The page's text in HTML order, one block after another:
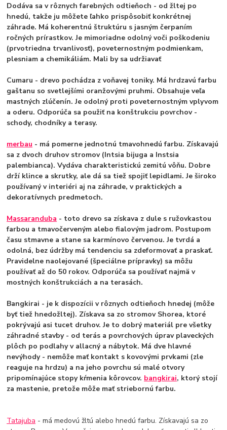
Dodáva sa v rôznych farebných odtieňoch - od žltej po
hnedú, takže ju môžete ľahko prispôsobiť konkrétnej
záhrade. Má koherentnú štruktúru s jasným čerpaním
ročných prírastkov. Je mimoriadne odolný voči poškodeniu
(prvotriedna trvanlivosť), poveternostným podmienkam,
plesniam a chemikáliám. Mali by sa udržiavať
Cumaru - drevo pochádza z voňavej toniky. Má hrdzavú farbu
gaštanu so svetlejšími oranžovými pruhmi. Obsahuje veľa
mastných zlúčenín. Je odolný proti poveternostným vplyvom
a oderu. Odporúča sa použiť na konštrukciu povrchov -
schody, chodníky a terasy.
merbau - má pomerne jednotnú tmavohnedú farbu. Získavajú
sa z dvoch druhov stromov (Intsia bijuga a Instsia
palembianca). Vydáva charakteristickú zemitú vôňu. Dobre
drží klince a skrutky, ale dá sa tiež spojiť lepidlami. Je široko
používaný v interiéri aj na záhrade, v praktických a
dekoratívnych predmetoch.
Massaranduba - toto drevo sa získava z dule s ružovkastou
farbou a tmavočerveným alebo fialovým jadrom. Postupom
času stmavne a stane sa karmínovo červenou. Je tvrdá a
odolná, bez údržby má tendenciu sa zdeformovať a praskať.
Pravidelne naolejované (špeciálne prípravky) sa môžu
používať až do 50 rokov. Odporúča sa používať najmä v
mostných konštrukciách a na terasách.
Bangkirai - je k dispozícii v rôznych odtieňoch hnedej (môže
byť tiež hnedožltej). Získava sa zo stromov Shorea, ktoré
pokrývajú asi tucet druhov. Je to dobrý materiál pre všetky
záhradné stavby - od terás a povrchových úprav plaveckých
plôch po podlahy v allacný a nábytok. Má dve hlavné
nevýhody - nemôže mať kontakt s kovovými prvkami (zle
reaguje na hrdzu) a na jeho povrchu sú malé otvory
pripomínajúce stopy kŕmenia kôrovcov. bangkirai, ktorý stojí
za mastenie, pretože môže mať striebornú farbu.
Tatajuba - má medovú žltú alebo hnedú farbu. Získavajú sa zo